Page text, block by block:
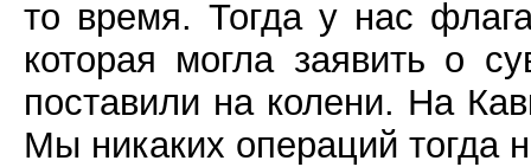
то время. Тогда у нас
которая могла заявить о
поставили на колени. На
Мы никаких операций тогда